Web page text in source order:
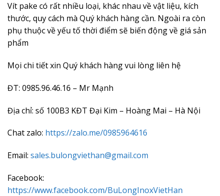
Vít pake có rất nhiều loại, khác nhau về vật liệu, kích
thước, quy cách mà Quý khách hàng cần. Ngoài ra còn
phụ thuộc về yếu tố thời điểm sẽ biến động về giá sản
phẩm
Mọi chi tiết xin Quý khách hàng vui lòng liên hệ
ĐT: 0985.96.46.16 – Mr Mạnh
Địa chỉ: số 100B3 KĐT Đại Kim – Hoàng Mai – Hà Nội
Chat zalo: https://zalo.me/0985964616
Email: sales.bulongviethan@gmail.com
Facebook:
https://www.facebook.com/BuLongInoxVietHan